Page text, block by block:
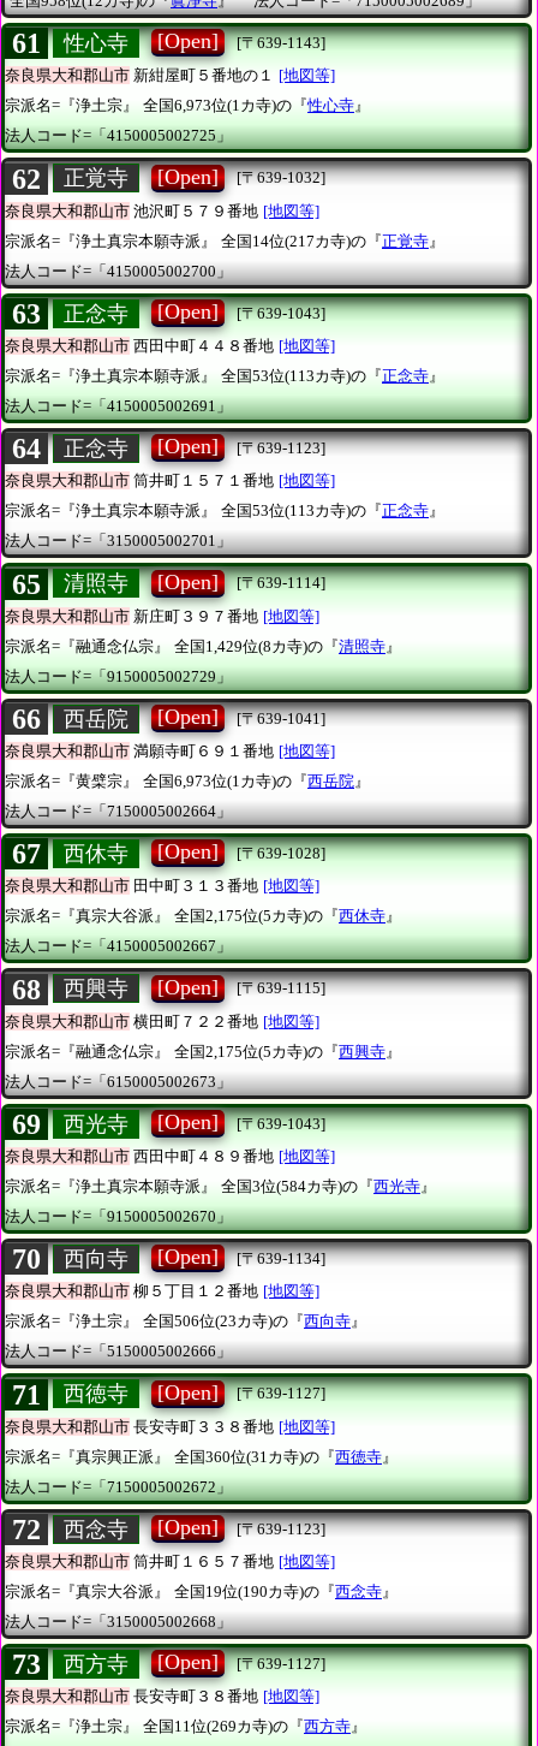
61 性心寺 [Open]
[〒639-1143]
奈良県大和郡山市 新紺屋町５番地の１ [地図等]
宗派名=『浄土宗』
全国6,973位(1カ寺)の『性心寺』
法人コード=「4150005002725」
62 正覚寺 [Open]
[〒639-1032]
奈良県大和郡山市 池沢町５７９番地 [地図等]
宗派名=『浄土真宗本願寺派』
全国14位(217カ寺)の『正覚寺 』
法人コード=「4150005002700」
63 正念寺 [Open]
[〒639-1043]
奈良県大和郡山市 西田中町４４８番地 [地図等]
宗派名=『浄土真宗本願寺派』
全国53位(113カ寺)の『正念寺』
法人コード=「4150005002691」
64 正念寺 [Open]
[〒639-1123]
奈良県大和郡山市 筒井町１５７１番地 [地図等]
宗派名=『浄土真宗本願寺派』
全国53位(113カ寺)の『正念寺』
法人コード=「3150005002701」
65 清照寺 [Open]
[〒639-1114]
奈良県大和郡山市 新庄町３９７番地 [地図等]
宗派名=『融通念仏宗』
全国1,429位(8カ寺)の『清照寺 』
法人コード=「9150005002729」
66 西岳院 [Open]
[〒639-1041]
奈良県大和郡山市 満願寺町６９１番地 [地図等]
宗派名=『黄檗宗』
全国6,973位(1カ寺)の『西岳院』
法人コード=「7150005002664」
67 西休寺 [Open]
[〒639-1028]
奈良県大和郡山市 田中町３１３番地 [地図等]
宗派名=『真宗大谷派』
全国2,175位(5カ寺)の『西休寺』
法人コード=「4150005002667」
68 西興寺 [Open]
[〒639-1115]
奈良県大和郡山市 横田町７２２番地 [地図等]
宗派名=『融通念仏宗』
全国2,175位(5カ寺)の『西興寺 』
法人コード=「6150005002673」
69 西光寺 [Open]
[〒639-1043]
奈良県大和郡山市 西田中町４８９番地 [地図等]
宗派名=『浄土真宗本願寺派』
全国3位(584カ寺)の『西光寺』
法人コード=「9150005002670」
70 西向寺 [Open]
[〒639-1134]
奈良県大和郡山市 柳５丁目１２番地 [地図等]
宗派名=『浄土宗』
全国506位(23カ寺)の『西向寺』
法人コード=「5150005002666」
71 西徳寺 [Open]
[〒639-1127]
奈良県大和郡山市 長安寺町３３８番地 [地図等]
宗派名=『真宗興正派』
全国360位(31カ寺)の『西徳寺 』
法人コード=「7150005002672」
72 西念寺 [Open]
[〒639-1123]
奈良県大和郡山市 筒井町１６５７番地 [地図等]
宗派名=『真宗大谷派』
全国19位(190カ寺)の『西念寺』
法人コード=「3150005002668」
73 西方寺 [Open]
[〒639-1127]
奈良県大和郡山市 長安寺町３８番地 [地図等]
宗派名=『浄土宗』
全国11位(269カ寺)の『西方寺』